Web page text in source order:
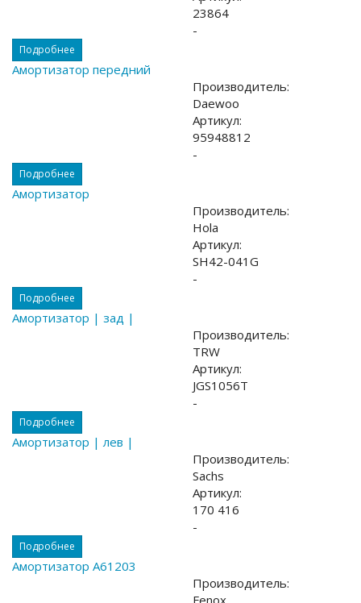
23864
-
Подробнее
Амортизатор передний
Производитель:
Daewoo
Артикул:
95948812
-
Подробнее
Амортизатор
Производитель:
Hola
Артикул:
SH42-041G
-
Подробнее
Амортизатор | зад |
Производитель:
TRW
Артикул:
JGS1056T
-
Подробнее
Амортизатор | лев |
Производитель:
Sachs
Артикул:
170 416
-
Подробнее
Амортизатор A61203
Производитель: